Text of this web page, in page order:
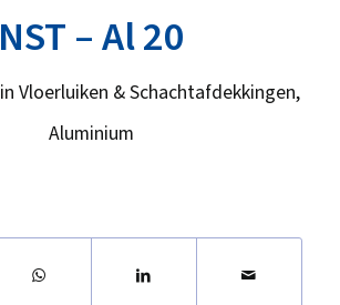
NST – Al 20
inVloerluiken & Schachtafdekkingen,
Aluminium